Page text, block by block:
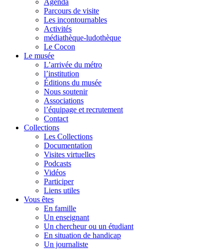
Agenda
Parcours de visite
Les incontournables
Activités
médiathèque-ludothèque
Le Cocon
Le musée
L’arrivée du métro
l’institution
Éditions du musée
Nous soutenir
Associations
l’équipage et recrutement
Contact
Collections
Les Collections
Documentation
Visites virtuelles
Podcasts
Vidéos
Participer
Liens utiles
Vous êtes
En famille
Un enseignant
Un chercheur ou un étudiant
En situation de handicap
Un journaliste